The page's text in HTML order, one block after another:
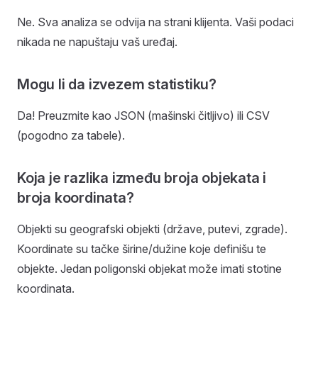
Ne. Sva analiza se odvija na strani klijenta. Vaši podaci
nikada ne napuštaju vaš uređaj.
Mogu li da izvezem statistiku?
Da! Preuzmite kao JSON (mašinski čitljivo) ili CSV
(pogodno za tabele).
Koja je razlika između broja objekata i
broja koordinata?
Objekti su geografski objekti (države, putevi, zgrade).
Koordinate su tačke širine/dužine koje definišu te
objekte. Jedan poligonski objekat može imati stotine
koordinata.